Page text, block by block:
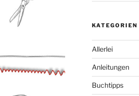
KATEGORIEN
Allerlei
Anleitungen
Buchtipps